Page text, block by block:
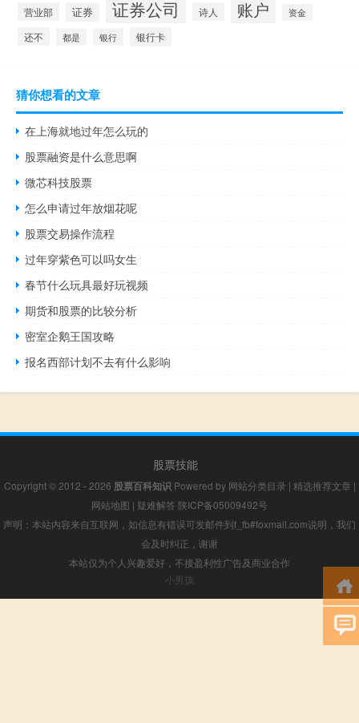
营业部 证券 证券公司 诗人 账户 资金
还不 都是 银行 银行卡
猜你想看的文章
在上海就地过年怎么玩的
股票融资是什么意思啊
微芯科技股票
怎么申请过年放烟花呢
股票交易操作流程
过年穿紫色可以吗女生
春节什么玩具最好玩视频
期货和股票的比较分析
密室企鹅王国攻略
报名西部计划不去有什么影响
股票技能
Copyright © 2012 - 2026 股票百科知识 Powered by 网站分类目录 | 精选推荐文章 |
网站地图 | 疑难解答 陕ICP备05009492号
声明：本站内容来自互联网，如信息有错误可发邮件到f_fb#foxmail.com说明，我们
会及时纠正，谢谢
本站仅为个人兴趣爱好，不接盈利性广告及商业合作
小男孩